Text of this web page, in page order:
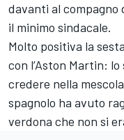
davanti al compagno
il minimo sindacale.
Molto positiva la
con l’Aston Martin:
credere nella
spagnolo ha avuto
verdona che non si